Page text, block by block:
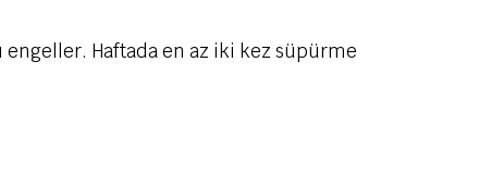
engeller. Haftada en az iki kez süpürme